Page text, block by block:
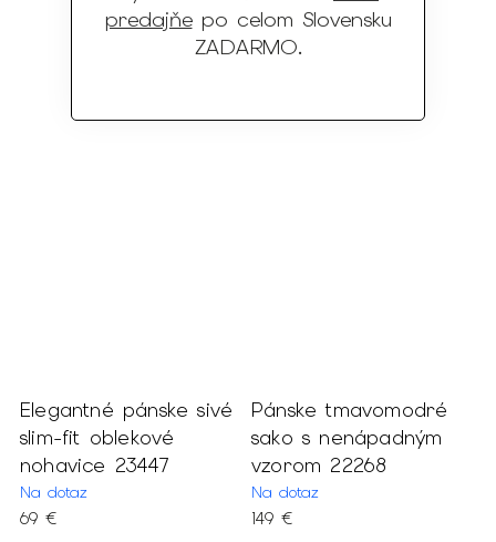
predajňepo celom Slovensku
ZADARMO.
Elegantné pánske sivé
slim-fit oblekové
nohavice 23447
Na dotaz
69 €
Pánske tmavomodré
sako s nenápadným
vzorom 22268
Na dotaz
149 €